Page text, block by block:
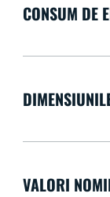
CONSUM DE
VALORI